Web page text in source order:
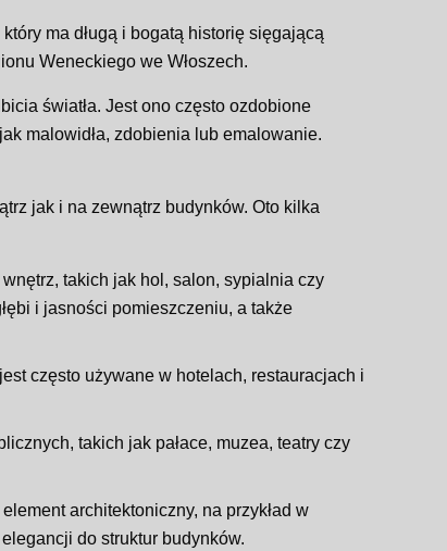
ma długą i bogatą historię sięgającą
Weneckiego we Włoszech.
światła. Jest ono często ozdobione
malowidła, zdobienia lub emalowanie.
jak i na zewnątrz budynków. Oto kilka
takich jak hol, salon, sypialnia czy
i jasności pomieszczeniu, a także
często używane w hotelach, restauracjach i
takich jak pałace, muzea, teatry czy
architektoniczny, na przykład w
do struktur budynków.